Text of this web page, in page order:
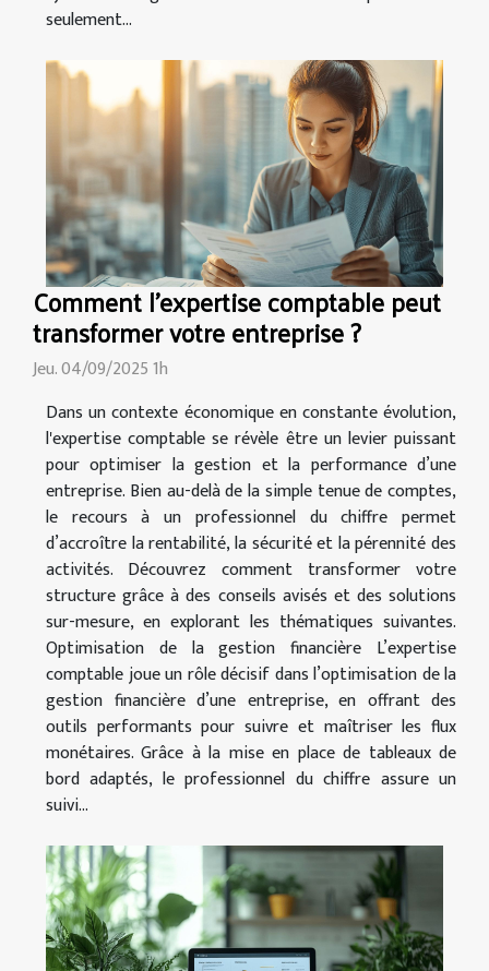
seulement...
Comment l'expertise comptable peut
transformer votre entreprise ?
Jeu. 04/09/2025 1h
Dans un contexte économique en constante évolution,
l'expertise comptable se révèle être un levier puissant
pour optimiser la gestion et la performance d’une
entreprise. Bien au-delà de la simple tenue de comptes,
le recours à un professionnel du chiffre permet
d’accroître la rentabilité, la sécurité et la pérennité des
activités. Découvrez comment transformer votre
structure grâce à des conseils avisés et des solutions
sur-mesure, en explorant les thématiques suivantes.
Optimisation de la gestion financière L’expertise
comptable joue un rôle décisif dans l’optimisation de la
gestion financière d’une entreprise, en offrant des
outils performants pour suivre et maîtriser les flux
monétaires. Grâce à la mise en place de tableaux de
bord adaptés, le professionnel du chiffre assure un
suivi...